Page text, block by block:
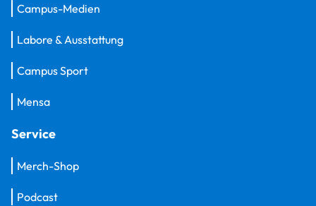
Campus-Medien
Labore & Ausstattung
Campus Sport
Mensa
Service
Merch-Shop
Podcast